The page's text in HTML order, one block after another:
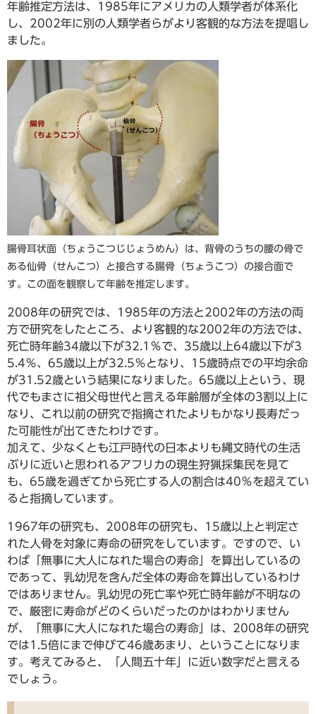
年齢推定方法は、1985年にアメリカの人類学者が体系化
し、2002年に別の人類学者らがより客観的な方法を提唱し
ました。
腸骨耳状面（ちょうこつじじょうめん）は、背骨のうちの腰の骨で
ある仙骨（せんこつ）と接合する腸骨（ちょうこつ）の接合面で
す。この面を観察して年齢を推定します。
2008年の研究では、1985年の方法と2002年の方法の両
方で研究をしたところ、より客観的な2002年の方法では、
死亡時年齢34歳以下が32.1％で、35歳以上64歳以下が3
5.4％、65歳以上が32.5％となり、15歳時点での平均余命
が31.52歳という結果になりました。65歳以上という、現
代でもまさに祖父母世代と言える年齢層が全体の3割以上に
なり、これ以前の研究で指摘されたよりもかなり長寿だっ
た可能性が出てきたわけです。
加えて、少なくとも江戸時代の日本よりも縄文時代の生活
ぶりに近いと思われるアフリカの現生狩猟採集民を見て
も、65歳を過ぎてから死亡する人の割合は40％を超えてい
ると指摘しています。
1967年の研究も、2008年の研究も、15歳以上と判定さ
れた人骨を対象に寿命の研究をしています。ですので、い
わば「無事に大人になれた場合の寿命」を算出しているの
であって、乳幼児を含んだ全体の寿命を算出しているわけ
ではありません。乳幼児の死亡率や死亡時年齢が不明なの
で、厳密に寿命がどのくらいだったのかはわかりません
が、「無事に大人になれた場合の寿命」は、2008年の研究
では1.5倍にまで伸びて46歳あまり、ということになりま
す。考えてみると、「人間五十年」に近い数字だと言える
でしょう。